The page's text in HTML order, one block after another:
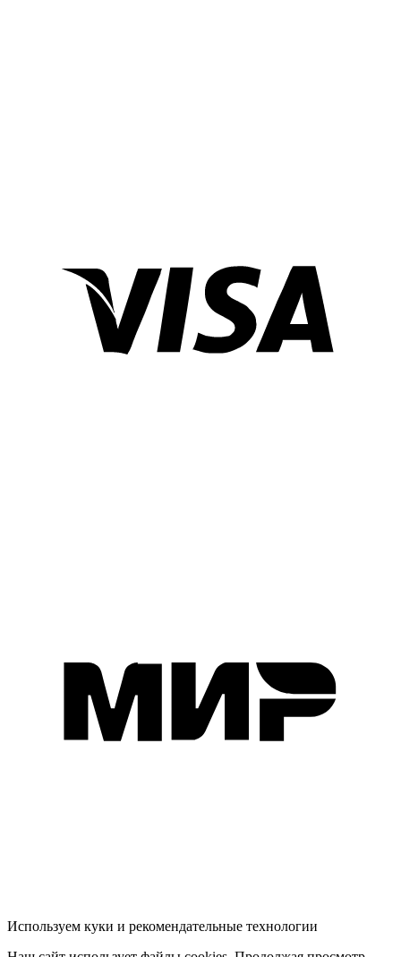
Используем куки и рекомендательные технологии